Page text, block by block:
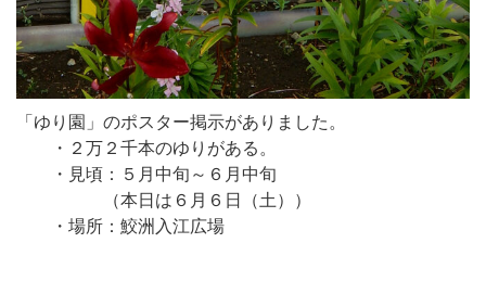
「ゆり園」のポスター掲示がありました。
・２万２千本のゆりがある。
・見頃：５月中旬～６月中旬
（本日は６月６日（土））
・場所：鮫洲入江広場